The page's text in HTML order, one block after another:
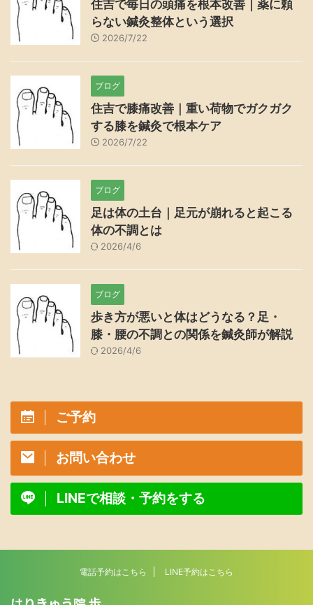
住吉で毎日の頭痛を根本改善｜薬に頼
らない鍼灸整体という選択
2026/7/22
ブログ
住吉で膝痛改善｜重い荷物でガクガク
する膝を鍼灸で根本ケア
2026/7/22
ブログ
足は体の土台｜足元が崩れると起こる
体の不調とは
2026/4/6
ブログ
歩き方が悪いと体はどうなる？足・
膝・腰の不調との関係を鍼灸師が解説
2026/4/6
ご予約
お問い合わせ
LINEで相談・予約をする
電話予約はこちら LINE予約はこちら